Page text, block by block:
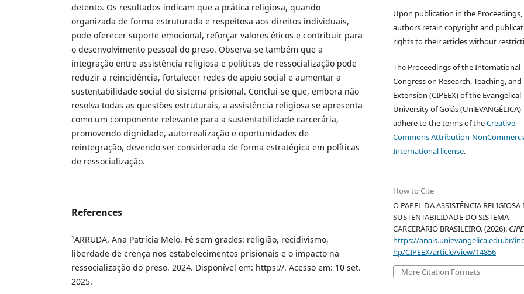
detento. Os resultados indicam que a prática religiosa, quando
organizada de forma estruturada e respeitosa aos direitos individuais,
pode oferecer suporte emocional, reforçar valores éticos e contribuir para
o desenvolvimento pessoal do preso. Observa-se também que a
integração entre assistência religiosa e políticas de ressocialização pode
reduzir a reincidência, fortalecer redes de apoio social e aumentar a
sustentabilidade social do sistema prisional. Conclui-se que, embora não
resolva todas as questões estruturais, a assistência religiosa se apresenta
como um componente relevante para a sustentabilidade carcerária,
promovendo dignidade, autorrealização e oportunidades de
reintegração, devendo ser considerada de forma estratégica em políticas
de ressocialização.
References
¹ARRUDA, Ana Patrícia Melo. Fé sem grades: religião, recidivismo,
liberdade de crença nos estabelecimentos prisionais e o impacto na
ressocialização do preso. 2024. Disponível em: https://. Acesso em: 10 set.
2025.
Upon publication in the Proceedings,
authors retain copyright and
rights to their articles without
The Proceedings of the International
Congress on Research, Teaching, and
Extension (CIPEEX) of the Evangelical
University of Goiás (UniEVANGÉLICA)
adhere to the terms of theCreative
Commons Attribution-
International license.
How to Cite
O PAPEL DA ASSISTÊNCIA RELIGIOSA
SUSTENTABILIDADE DO SISTEMA
CARCERÁRIO BRASILEIRO. (2026).
https://anais.unievangelica.edu.br/
hp/CIPEEX/article/view/14856
More Citation Formats